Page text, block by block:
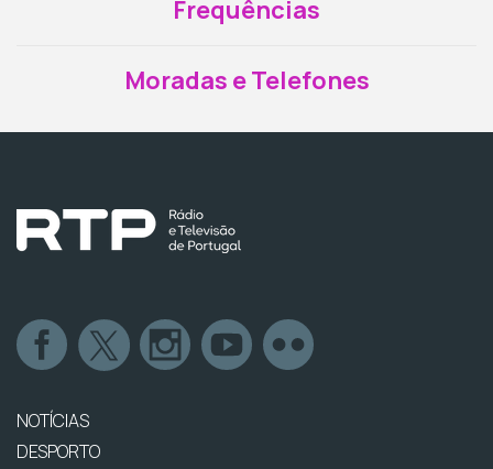
Frequências
Moradas e Telefones
NOTÍCIAS
DESPORTO